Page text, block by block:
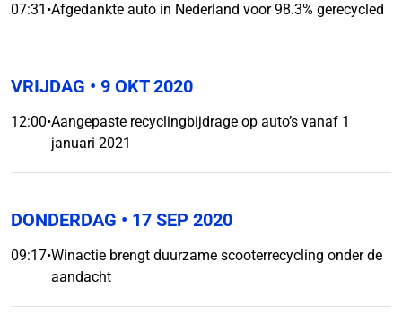
07:31 •Afgedankte auto in Nederland voor 98.3% gerecycled
VRIJDAG • 9 OKT 2020
12:00•Aangepaste recyclingbijdrage op auto’s vanaf 1
januari 2021
DONDERDAG • 17 SEP 2020
09:17•Winactie brengt duurzame scooterrecycling onder de
aandacht